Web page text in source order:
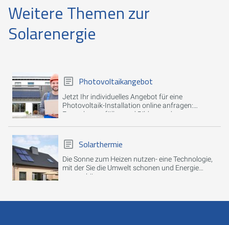
Weitere Themen zur
Solarenergie
Photovoltaikangebot
Jetzt Ihr individuelles Angebot für eine
Photovoltaik-Installation online anfragen:
Formular ausfüllen und Bilder senden.
Solarthermie
Die Sonne zum Heizen nutzen- eine Technologie,
mit der Sie die Umwelt schonen und Energie
sparen können.